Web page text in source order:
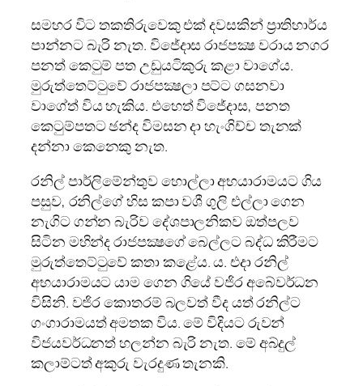
සමහර විට තකතිරුවෙකු එක් දවසකින් ප‍්‍රාතිහාර්ය
පාන්නට බැරි නැත. විජේදාස රාජපක්‍ෂ වරාය නගර
පනත් කෙටුම් පත උඩුයටිකුරු කළා වාගේය.
මුරුත්තෙට්ටුවේ රාජපක්‍ෂලා පට්ට ගසනවා
වාගේත් විය හැකිය. එහෙත් විජේදාස, පනත
කෙටුම්පතට ඡන්ද විමසන දා හැංගිච්ච තැනක්
දන්නා කෙනෙකු නැත.
රනිල් පාර්ලිමේන්තුව හොල්ලා අභයාරාමයට ගිය
පසුව, රනිල්ගේ හිස කපා වශී ගුලි එල්ලා ගෙන
නැගිට ගන්න බැරිව දේශපාලනිකව ඔත්පලව
සිටින මහින්ද රාජපක්‍ෂගේ බෙල්ලට බද්ධ කිරීමට
මුරුත්තෙට්ටුවේ කතා කළේය. ය. එදා රනිල්
අභයාරාමයට යාම ගෙන ගියේ වජිර අබේවර්ධන
විසිනි. වජිර කොතරම් බලවත් වීද යත් රනිල්ට
ගංගාරාමයත් අමතක විය. මේ විදියට රුවන්
විජයවර්ධනත් හලන්න බැරි නැත. මේ අබ්දුල්
කලාම්ටත් අකුරු වැරදුණ තැනකි.